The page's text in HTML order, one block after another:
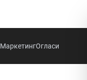
МаркетингОгласи